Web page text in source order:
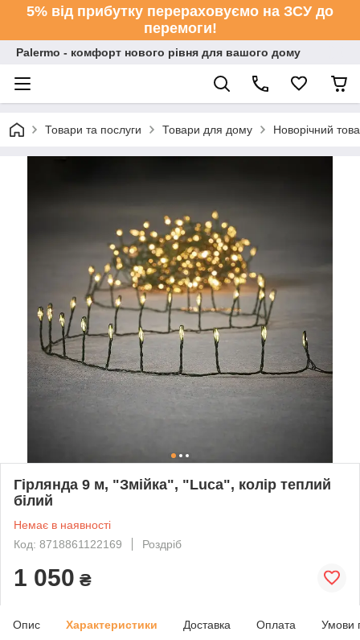
5% від прибутку перераховуємо на ЗСУ до
перемоги!
Palermo - комфорт нового рівня для вашого дому
Товари та послуги Товари для дому Новорічний
Гірлянда 9 м, "Змійка", "Luca", колір теплий
білий
Немає в наявності
Код: 8718861122169
Роздріб
1 050 ₴
Опис Характеристики Доставка Оплата Умови